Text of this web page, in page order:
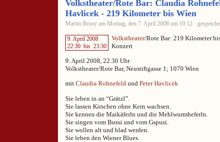
Volkstheater/Rote Bar: Claudia
Havlicek - 219 Kilometer bis Wien
Martin Bruny am Montag, den 7. April 2008 um 10:12 ·
9. April 2008
22:30 bis 23:30
Volkstheater/Rote Bar: 219 Kilometer
Konzert
9. April 2008, 22.30 Uhr
Volkstheater/Rote Bar, Neustiftgasse 1; 1070 Wien
mit Claudia Rohnefeld und Peter Havlicek
Sie leben in an “Grätzl”.
Sie lassen Kirschen ohne Kern wachsen.
Sie kennen die Maikäferln und die Mehlwurmheferln.
Sie singen vom Bussi und vom Gspusi.
Sie wollen alt und blad werden.
Sie leben den Wiener Blues.